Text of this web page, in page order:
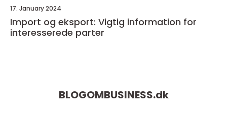
17. January 2024
Import og eksport: Vigtig information for
interesserede parter
BLOGOMBUSINESS.dk